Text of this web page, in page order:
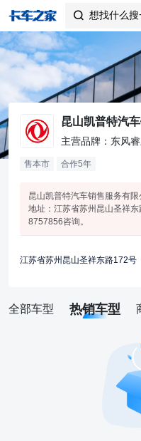
 想找什么搜
主营品牌：东风
售本市 合作5年
昆山凯普特汽车销售服务有
地址：江苏省苏州昆山圣祥
8757856咨询。
江苏省苏州昆山圣祥东路172号
全部车型 热销车型